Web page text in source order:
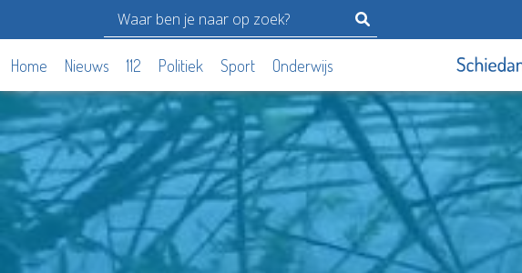
Home Nieuws 112 Politiek Sport Onderwijs